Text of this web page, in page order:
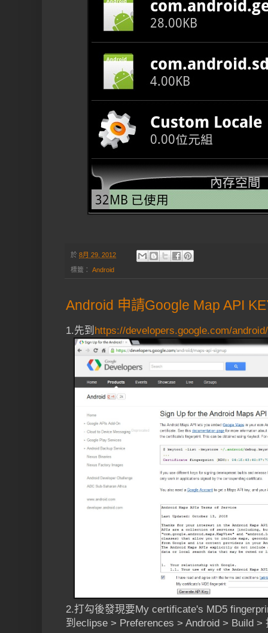
於 8月 29, 2012
標籤： Android
Android 申請Google Map API
1.先到 https://developers.google.com/
2.打勾後發現要My certificate's MD5
到eclipse > Preferences > Android > Build >